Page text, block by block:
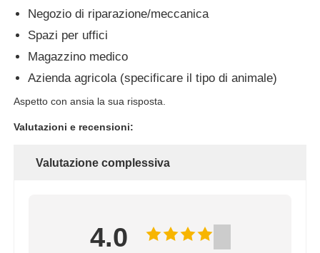
Negozio di riparazione/meccanica
Spazi per uffici
Magazzino medico
Azienda agricola (specificare il tipo di animale)
Aspetto con ansia la sua risposta.
Valutazioni e recensioni:
Valutazione complessiva
4.0